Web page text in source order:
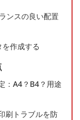
ンスの良い配置
作成する
：A4？B4？用途
刷トラブルを防